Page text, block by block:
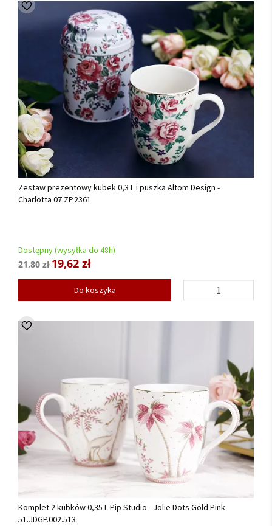
Zestaw prezentowy kubek 0,3 L i puszka Altom Design -
Charlotta 07.ZP.2361
Dostępny (wysyłka do 48h)
21,80 zł 19,62 zł
Do koszyka
Komplet 2 kubków 0,35 L Pip Studio - Jolie Dots Gold Pink
51.JDGP.002.513